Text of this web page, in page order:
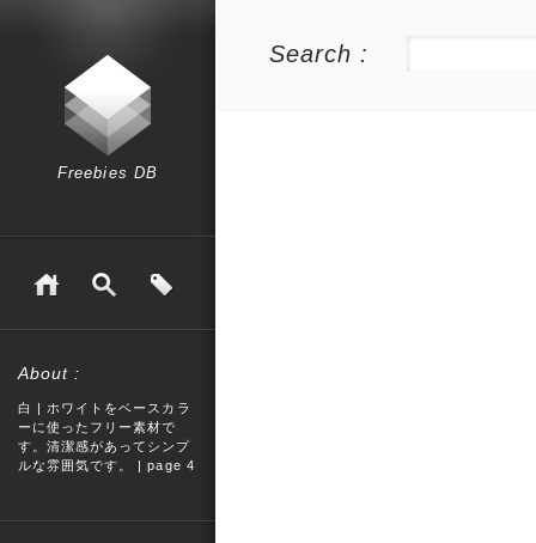
Freebies DB
About :
白 | ホワイトをベースカラ
ーに使ったフリー素材で
す。清潔感があってシンプ
ルな雰囲気です。 | page 4
Search :